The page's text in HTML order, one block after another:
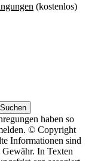
(kostenlos)
Suchen
haben so
© Copyright
Informationen sind
In Texten